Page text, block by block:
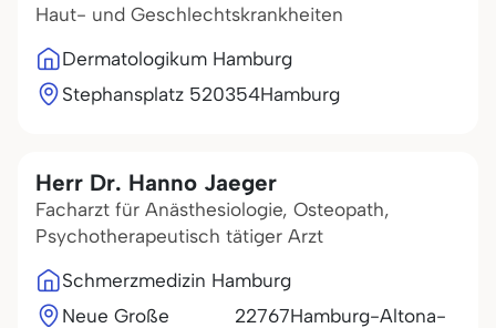
Haut- und Geschlechtskrankheiten
Dermatologikum Hamburg
Stephansplatz 520354Hamburg
Herr Dr. Hanno Jaeger
Facharzt für Anästhesiologie, Osteopath,
Psychotherapeutisch tätiger Arzt
Schmerzmedizin Hamburg
Neue Große
22767Hamburg-Altona-